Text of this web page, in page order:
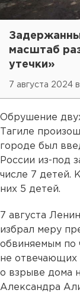
масштаб
утечки»
7 августа 2024
Обрушение
Тагиле
городе был
России из-под
числе 7 детей.
них 5 детей.
7 августа
избрал меру
обвиняемым по
не отвечающих
о взрыве дома
Александра